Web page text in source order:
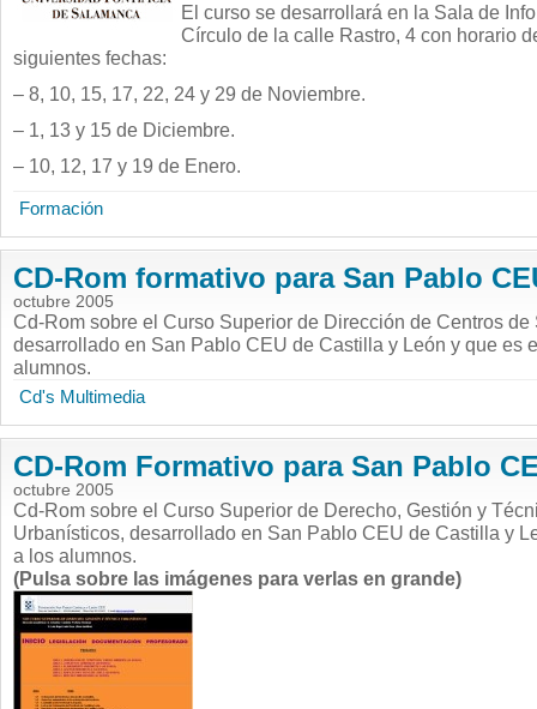
El curso se desarrollará en la Sala de
Círculo de la calle Rastro, 4 con horario
siguientes fechas:
– 8, 10, 15, 17, 22, 24 y 29 de Noviembre.
– 1, 13 y 15 de Diciembre.
– 10, 12, 17 y 19 de Enero.
Formación
CD-Rom formativo para San Pablo
octubre 2005
Cd-Rom sobre el Curso Superior de Dirección de Centros
desarrollado en San Pablo CEU de Castilla y León y que es
alumnos.
Cd's Multimedia
CD-Rom Formativo para San Pablo
octubre 2005
Cd-Rom sobre el Curso Superior de Derecho, Gestión y
Urbanísticos, desarrollado en San Pablo CEU de Castilla y
a los alumnos.
(Pulsa sobre las imágenes para verlas en grande)